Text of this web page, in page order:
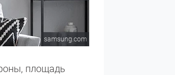
samsung.com
площадь